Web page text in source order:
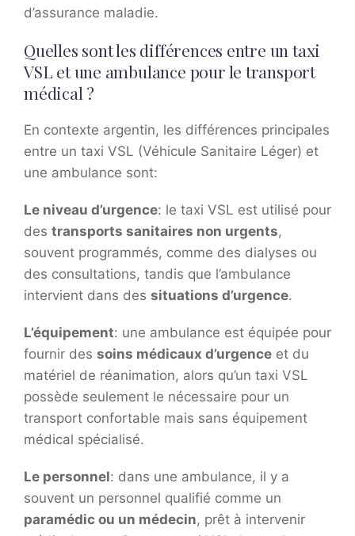
d’assurance maladie.
Quelles sont les différences entre un taxi
VSL et une ambulance pour le transport
médical ?
En contexte argentin, les différences principales
entre un taxi VSL (Véhicule Sanitaire Léger) et
une ambulance sont:
Le niveau d’urgence: le taxi VSL est utilisé pour
des transports sanitaires non urgents,
souvent programmés, comme des dialyses ou
des consultations, tandis que l’ambulance
intervient dans des situations d’urgence.
L’équipement: une ambulance est équipée pour
fournir des soins médicaux d’urgence et du
matériel de réanimation, alors qu’un taxi VSL
possède seulement le nécessaire pour un
transport confortable mais sans équipement
médical spécialisé.
Le personnel: dans une ambulance, il y a
souvent un personnel qualifié comme un
paramédic ou un médecin, prêt à intervenir